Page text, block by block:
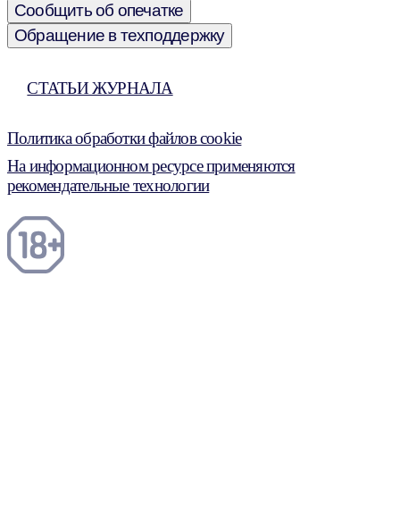
Сообщить об опечатке
Обращение в техподдержку
СТАТЬИ ЖУРНАЛА
Политика обработки файлов cookie
На информационном ресурсе применяются
рекомендательные технологии